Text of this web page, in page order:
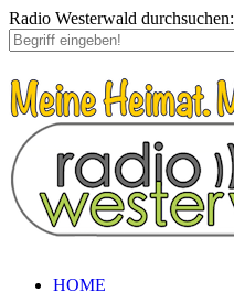
Radio Westerwald durchsuchen:
HOME